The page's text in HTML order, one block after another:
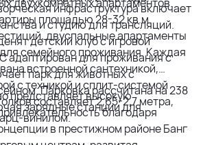
инфраструктура включает
и студию для трансляций.
детский клуб с игровой
адаптирован для проживания с
парк для животных с
Парковка рассчитана на 238
зарядные станции для
площадью 28-32 кв.м
двуспальные апартаменты
семейного проживания. Каждая
встроенной сантехникой,
с техникой и сплит-системой
составляет 2,65-2,7 метра,
винилом.
представляет высокую
благодаря
в престижном районе Банг